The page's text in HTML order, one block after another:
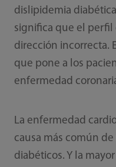
dislipidemia
significa que el perfil
dirección incorrecta.
que pone a los
enfermedad
La enfermedad
causa más común
diabéticos. Y la